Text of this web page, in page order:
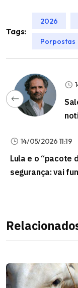
Tags:
2026
Porpostas
14/05/2026 11:19
Lula e o “pacote
segurança: vai